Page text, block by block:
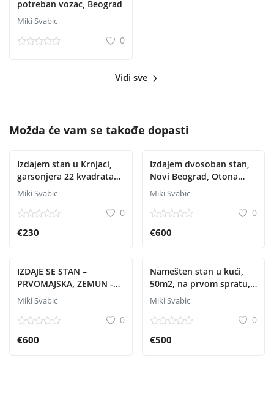
potreban vozac, Beograd
Miki Svabic
0
Vidi sve
Možda će vam se takođe dopasti
Izdajem stan u Krnjaci,
garsonjera 22 kvadrata
za jednu osobu
Miki Svabic
0
€230
Izdajem dvosoban stan,
Novi Beograd, Otona
Župančića 50 m2
Miki Svabic
0
€600
IZDAJE SE STAN –
PRVOMAJSKA, ZEMUN -
600 e
Miki Svabic
0
€600
Namešten stan u kući,
50m2, na prvom spratu,
zaseban ulaz
Miki Svabic
0
€500